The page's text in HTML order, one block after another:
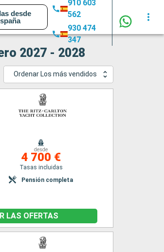
desde
910 603
562
930 474
347
2027 - 2028
Ordenar Los más vendidos
desde
4 700 €
Tasas incluidas
Pensión completa
LAS OFERTAS